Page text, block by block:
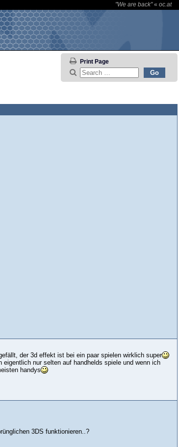
"We are back"« oc.at
Print Page
der 3d effekt ist bei ein paar spielen wirklich super
nur selten auf handhelds spiele und wenn ich
handys
3DS funktionieren..?